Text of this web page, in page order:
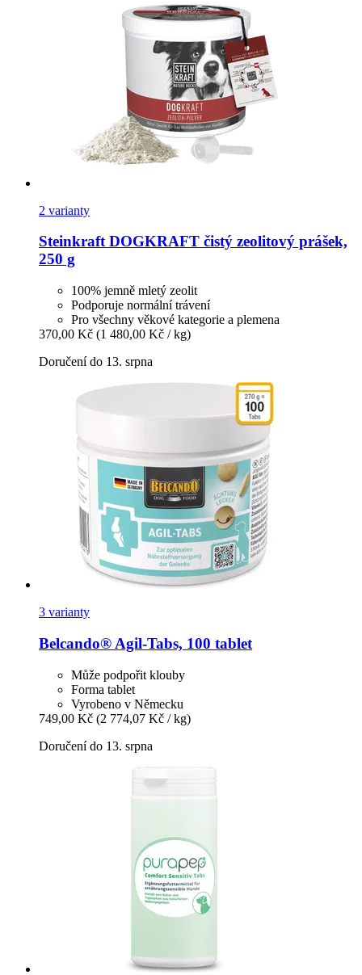
2 varianty
SteinkraftDOGKRAFT čistý zeolitový prášek,
250 g
100% jemně mletý zeolit
Podporuje normální trávení
Pro všechny věkové kategorie a plemena
370,00 Kč (1 480,00 Kč / kg)
Doručení do 13. srpna
3 varianty
Belcando® Agil-​Tabs, 100 tablet
Může podpořit klouby
Forma tablet
Vyrobeno v Německu
749,00 Kč (2 774,07 Kč / kg)
Doručení do 13. srpna